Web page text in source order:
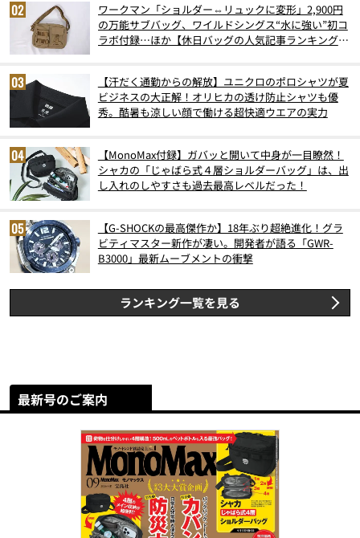
ワークマン「ショルダー⇔リュックに変形」2,900円
の万能サブバッグ、ワイルドシングス“水に強い”初コ
ラボ付録…ほか【休日バッグの人気記事ランキングベ
【汗だく通勤からの解放】ユニクロのポロシャツが夏
ビジネスの大正解！オリヒカの透け防止シャツも優
秀。酷暑も涼しい顔で働ける超快適ウエアの実力
【MonoMax付録】ガバッと開いて中身が一目瞭然！
シャカの「じゃばら式４層ショルダーバッグ」は、出
し入れのしやすさも過去最高レベルだった！
【G-SHOCKの最高傑作か】18年ぶり超絶進化！グラ
ビティマスター新作が凄い。開発者が語る「GWR-
B3000」最新ムーブメントの衝撃
ランキング一覧を見る
最新号のご案内